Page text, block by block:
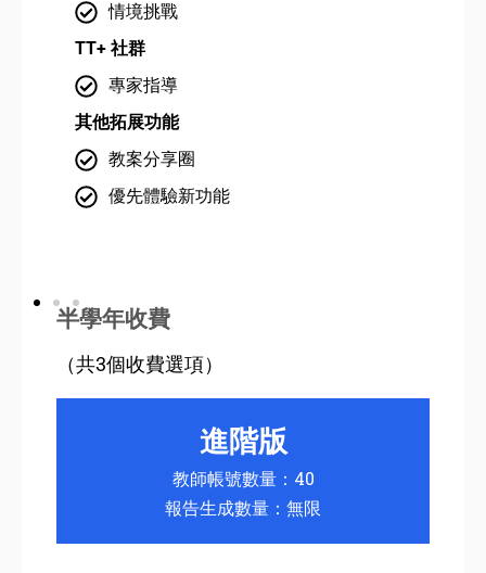
情境挑戰
TT+ 社群
專家指導
其他拓展功能
教案分享圈
優先體驗新功能
半學年收費
（共3個收費選項）
進階版
教師帳號數量：40
報告生成數量：無限